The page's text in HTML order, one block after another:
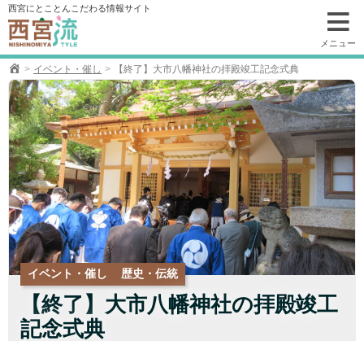
コ
ン
テ
ン
ツ
へ
移
動
西宮にとことんこだわる情報サイト
メニュー
イベント・催し 【終了】大市八幡神社の拝殿竣工記念式典
イベント・催し 歴史・伝統
【終了】大市八幡神社の拝殿竣工
記念式典